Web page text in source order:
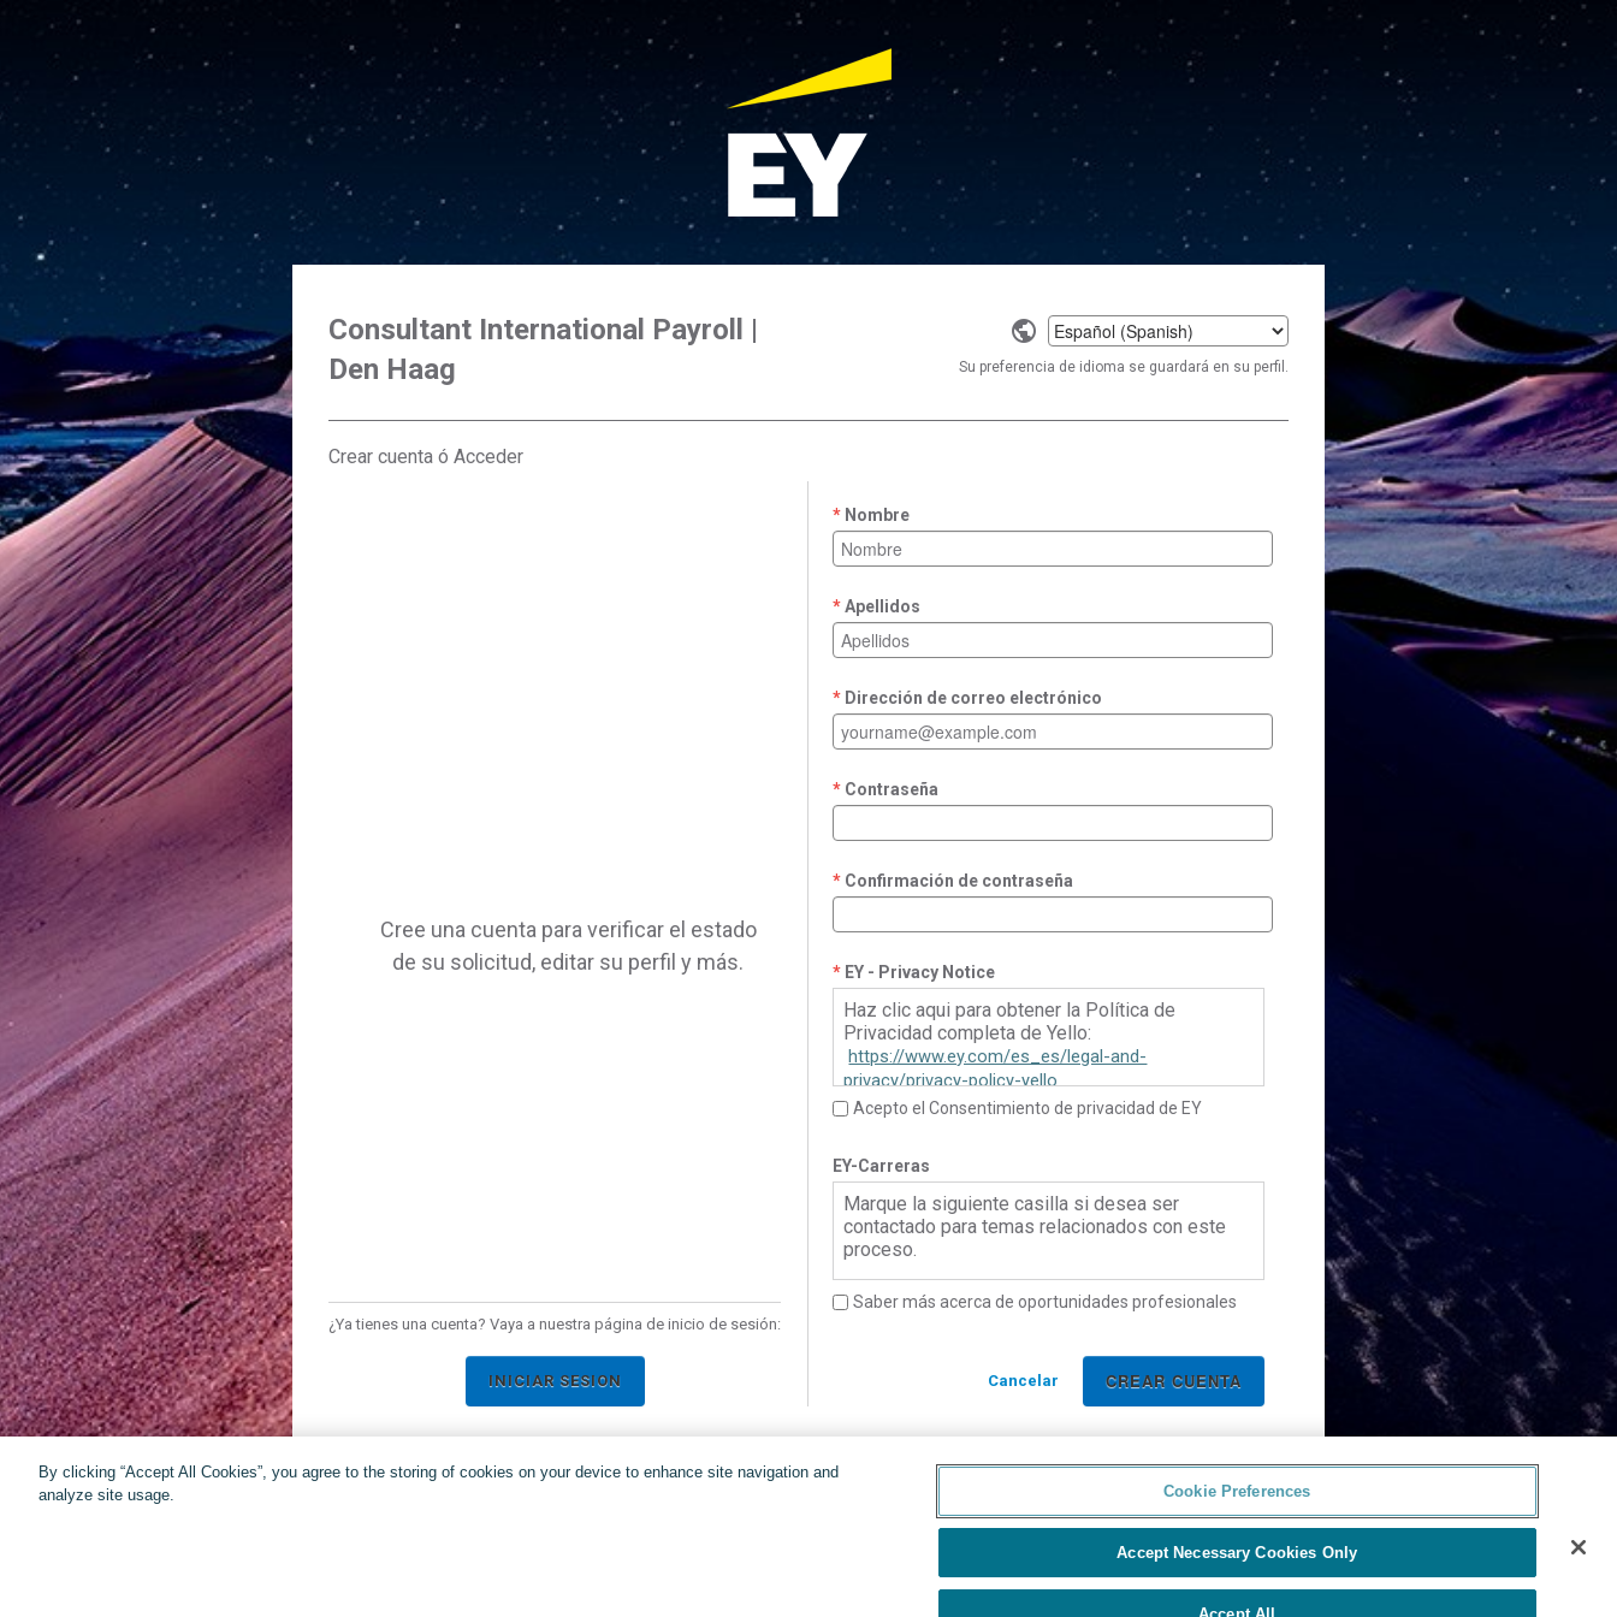
Select
a
Su preferencia de idioma se guardará en su perfil.
Consultant International Payroll |
Den Haag
Crear cuenta ó Acceder
Cree una cuenta para verificar el estado
de su solicitud, editar su perfil y más.
¿Ya tienes una cuenta? Vaya a nuestra página de inicio de sesión:
INICIAR SESION
Nombre
Apellidos
Dirección de correo electrónico
Contraseña
Confirmación de contraseña
EY - Privacy Notice
Haz clic aqui para obtener la Política de
Privacidad completa de Yello:
https://www.ey.com/es_es/legal-and-
privacy/privacy-policy-yello
Acepto el Consentimiento de privacidad de EY
EY-Carreras
Marque la siguiente casilla si desea ser
contactado para temas relacionados con este
proceso.
Saber más acerca de oportunidades profesionales
Cancelar
By clicking “Accept All Cookies”, you agree to the storing of cookies on your device to enhance site navigation and
analyze site usage.
Cookie Preferences
Accept Necessary Cookies Only